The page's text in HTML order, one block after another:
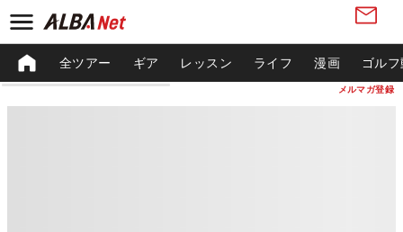
メルマガ登録
全ツアー ギア レッスン ライフ 漫画 ゴル